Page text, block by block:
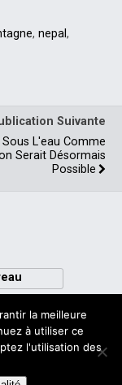
, nepal,
Suivante
Sous L'eau Comme
Serait Désormais
Possible
la meilleure
à utiliser ce
l'utilisation des